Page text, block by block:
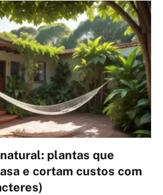
plantas que
e cortam custos com